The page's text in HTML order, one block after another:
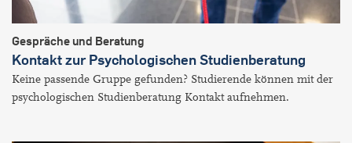
Gespräche und Beratung
Kontakt zur Psychologischen Studienberatung
Keine passende Gruppe gefunden? Studierende können mit der
psychologischen Studienberatung Kontakt aufnehmen.